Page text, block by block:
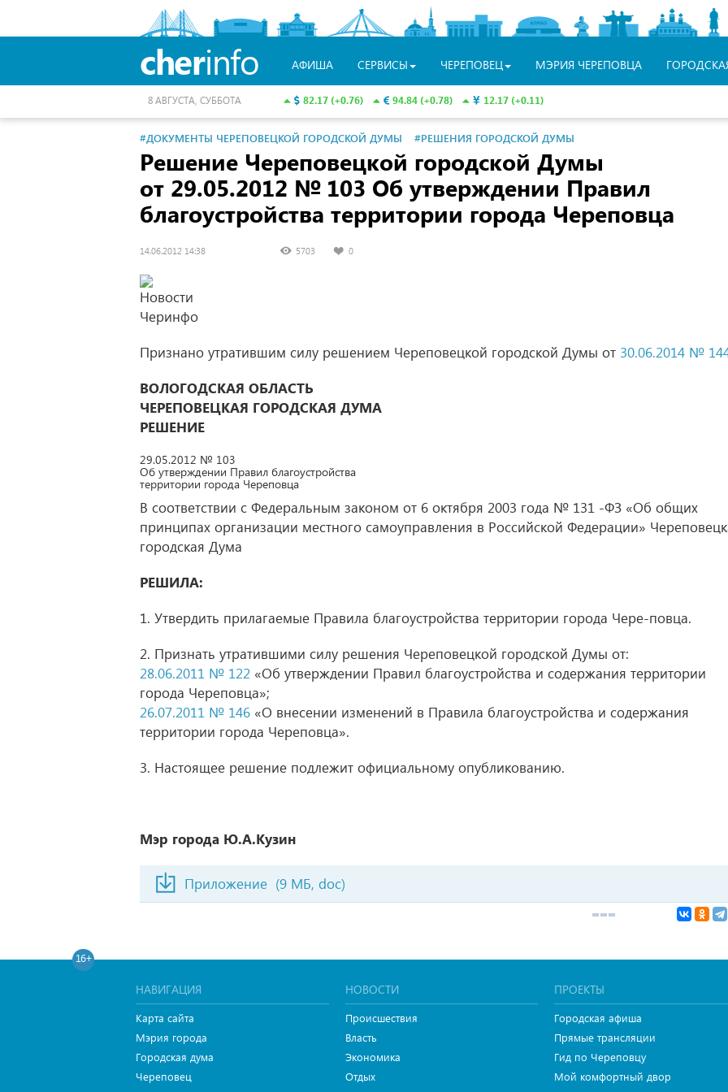
cherinfo АФИША СЕРВИСЫ ЧЕРЕПОВЕЦ МЭРИЯ ЧЕРЕПОВЦА
82.17 (+0.76) 94.84 (+0.78) 12.17 (+0.11)
8 АВГУСТА, СУББОТА
#ДОКУМЕНТЫ ЧЕРЕПОВЕЦКОЙ ГОРОДСКОЙ ДУМЫ #РЕШЕНИЯ ГОРОДСКОЙ ДУМЫ
Решение Череповецкой городской Думы
от 29.05.2012 № 103 Об утверждении Правил
благоустройства территории города Череповца
14.06.2012 14:38 5703 0
Признано утратившим силу решением Череповецкой городской Думы от 30.06.2014 №
ВОЛОГОДСКАЯ ОБЛАСТЬ
ЧЕРЕПОВЕЦКАЯ ГОРОДСКАЯ ДУМА
РЕШЕНИЕ
29.05.2012 № 103
Об утверждении Правил благоустройства
территории города Череповца
В соответствии с Федеральным законом от 6 октября 2003 года № 131 -ФЗ «Об общих
принципах организации местного самоуправления в Российской Федерации»
городская Дума
РЕШИЛА:
1. Утвердить прилагаемые Правила благоустройства территории города Чере-повца.
2. Признать утратившими силу решения Череповецкой городской Думы от:
28.06.2011 № 122 «Об утверждении Правил благоустройства и содержания территории
города Череповца»;
26.07.2011 № 146 «О внесении изменений в Правила благоустройства и содержания
территории города Череповца».
3. Настоящее решение подлежит официальному опубликованию.
Мэр города Ю.А.Кузин
Приложение (9 МБ, doc)
16+
НАВИГАЦИЯ
Карта сайта
Мэрия города
Городская дума
Череповец
НОВОСТИ
Происшествия
Власть
Экономика
Отдых
ПРОЕКТЫ
Городская афиша
Прямые трансляции
Гид по Череповцу
Мой комфортный двор